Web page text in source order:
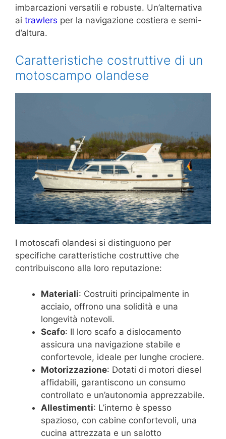
imbarcazioni versatili e robuste. Un’alternativa
ai trawlers per la navigazione costiera e semi-
d’altura.
Caratteristiche costruttive di un
motoscampo olandese
I motoscafi olandesi si distinguono per
specifiche caratteristiche costruttive che
contribuiscono alla loro reputazione:
Materiali: Costruiti principalmente in
acciaio, offrono una solidità e una
longevità notevoli.
Scafo: Il loro scafo a dislocamento
assicura una navigazione stabile e
confortevole, ideale per lunghe crociere.
Motorizzazione: Dotati di motori diesel
affidabili, garantiscono un consumo
controllato e un’autonomia apprezzabile.
Allestimenti: L’interno è spesso
spazioso, con cabine confortevoli, una
cucina attrezzata e un salotto